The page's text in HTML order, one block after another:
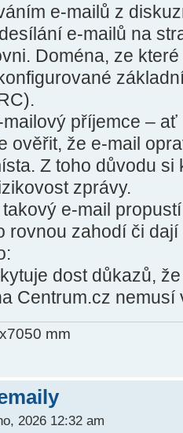
e‑mailů z
e‑mailů na
Doména, ze
příjemce –
ověřit, že e‑mail
Z toho důvodu
zprávy.
e‑mail
rovnou zahodí či dají
dost důkazů,
Centrum.cz nemusí
mm
2026 12:32 am